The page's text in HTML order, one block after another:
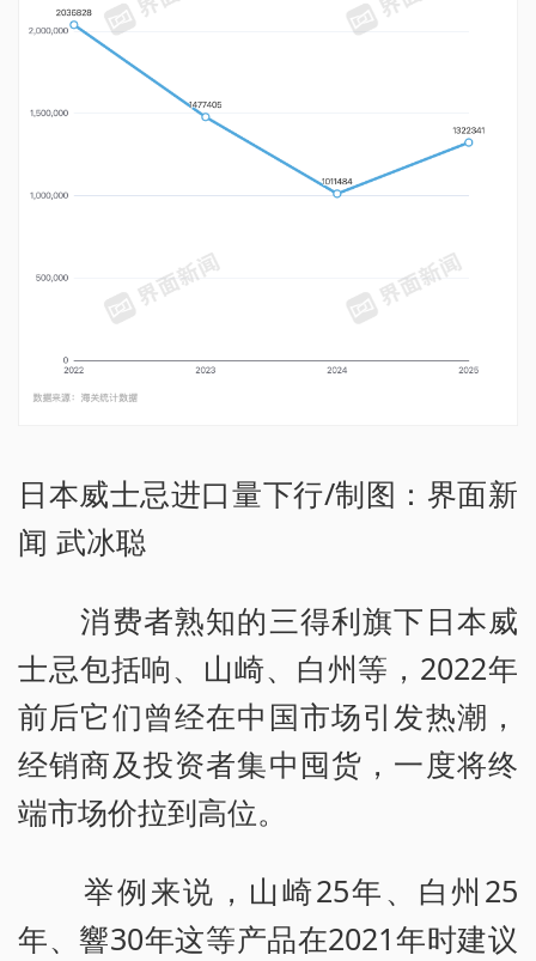
日本威士忌进口量下行/制图：界面新
闻 武冰聪
消费者熟知的三得利旗下日本威
士忌包括响、山崎、白州等，2022年
前后它们曾经在中国市场引发热潮，
经销商及投资者集中囤货，一度将终
端市场价拉到高位。
举例来说，山崎25年、白州25
年、響30年这等产品在2021年时建议